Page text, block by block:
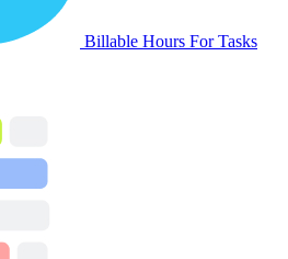
Billable Hours For Tasks